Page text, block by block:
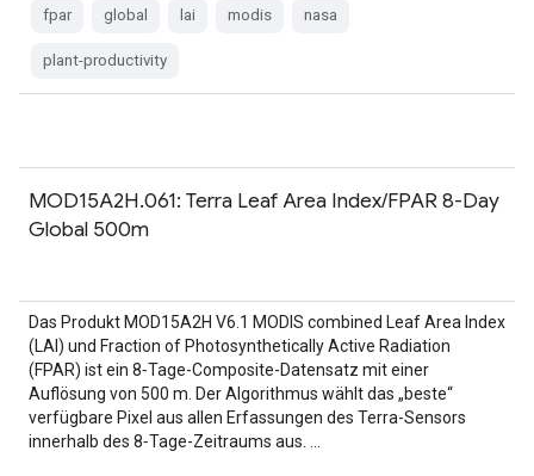
fpar global lai modis nasa
plant-productivity
MOD15A2H.061: Terra Leaf Area Index/FPAR 8-Day
Global 500m
Das Produkt MOD15A2H V6.1 MODIS combined Leaf Area Index
(LAI) und Fraction of Photosynthetically Active Radiation
(FPAR) ist ein 8‑Tage-Composite-Datensatz mit einer
Auflösung von 500 m. Der Algorithmus wählt das „beste“
verfügbare Pixel aus allen Erfassungen des Terra-Sensors
innerhalb des 8‑Tage-Zeitraums aus. …